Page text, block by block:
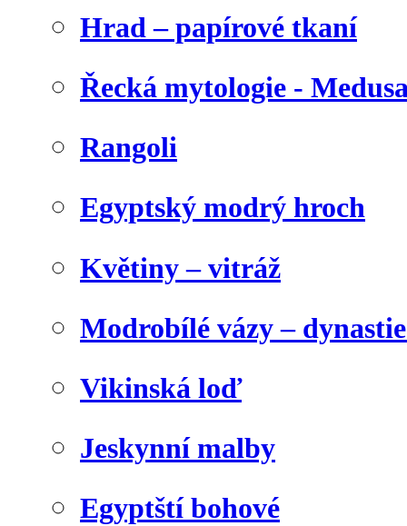
Hrad – papírové tkaní
Řecká mytologie -
Rangoli
Egyptský modrý hroch
Květiny – vitráž
Modrobílé vázy –
Vikinská loď
Jeskynní malby
Egyptští bohové